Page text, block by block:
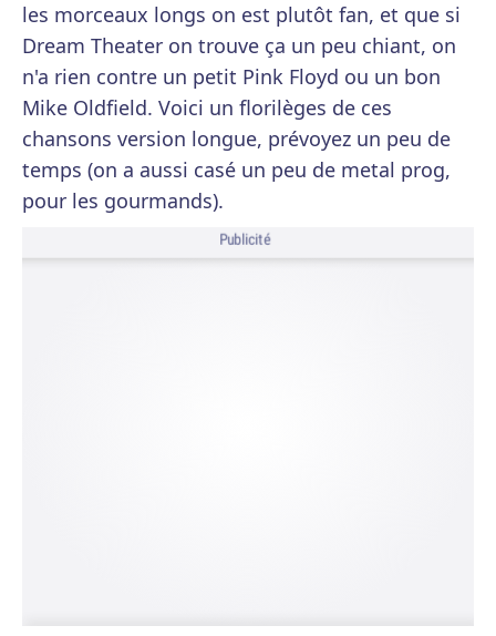
les morceaux longs on est plutôt fan, et que si
Dream Theater on trouve ça un peu chiant, on
n'a rien contre un petit Pink Floyd ou un bon
Mike Oldfield. Voici un florilèges de ces
chansons version longue, prévoyez un peu de
temps (on a aussi casé un peu de metal prog,
pour les gourmands).
Publicité